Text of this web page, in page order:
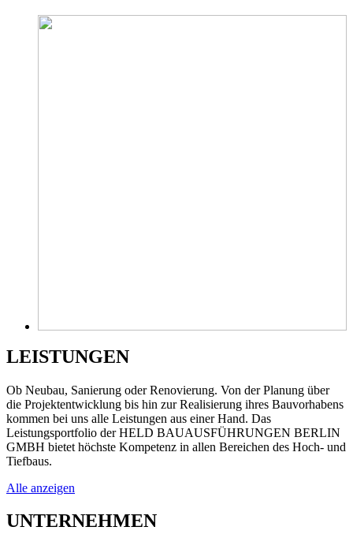
LEISTUNGEN
Ob Neubau, Sanierung oder Renovierung. Von der Planung über
die Projektentwicklung bis hin zur Realisierung ihres Bauvorhabens
kommen bei uns alle Leistungen aus einer Hand. Das
Leistungsportfolio der HELD BAUAUSFÜHRUNGEN BERLIN
GMBH bietet höchste Kompetenz in allen Bereichen des Hoch- und
Tiefbaus.
Alle anzeigen
UNTERNEHMEN